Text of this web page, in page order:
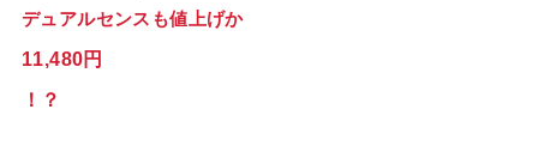
デュアルセンスも値上げか
11,480円
！？